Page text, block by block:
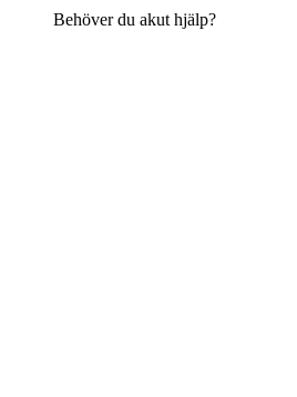
Behöver du akut hjälp?